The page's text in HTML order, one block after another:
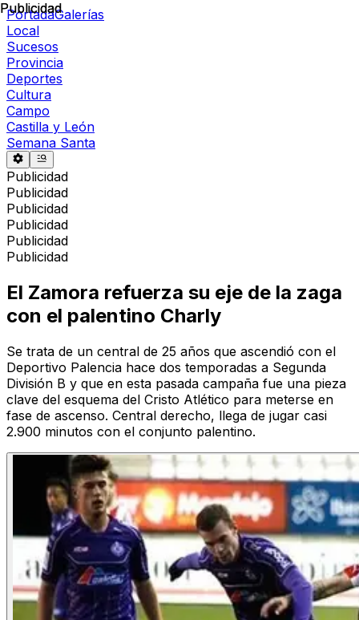
PortadaGalerías
Local
Sucesos
Provincia
Deportes
Cultura
Campo
Castilla y León
Semana Santa
Publicidad
Publicidad
Publicidad
Publicidad
Publicidad
Publicidad
Publicidad
El Zamora refuerza su eje de la zaga
con el palentino Charly
Se trata de un central de 25 años que ascendió con el
Deportivo Palencia hace dos temporadas a Segunda
División B y que en esta pasada campaña fue una pieza
clave del esquema del Cristo Atlético para meterse en
fase de ascenso. Central derecho, llega de jugar casi
2.900 minutos con el conjunto palentino.
Publicidad